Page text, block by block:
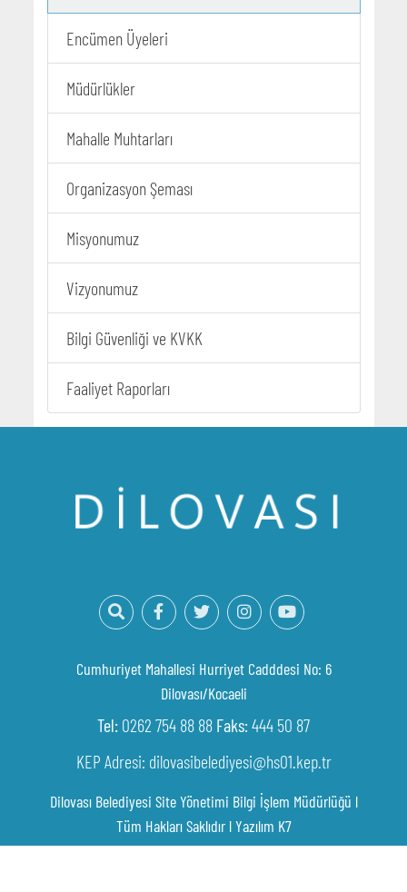
Encümen Üyeleri
Müdürlükler
Mahalle Muhtarları
Organizasyon Şeması
Misyonumuz
Vizyonumuz
Bilgi Güvenliği ve KVKK
Faaliyet Raporları
Cumhuriyet Mahallesi Hurriyet Cadddesi No: 6
Dilovası/Kocaeli
Tel: 0262 754 88 88 Faks:444 50 87
KEP Adresi: dilovasibelediyesi@hs01.kep.tr
Dilovası Belediyesi Site Yönetimi Bilgi İşlem Müdürlüğü l
Tüm Hakları Saklıdır lYazılım K7